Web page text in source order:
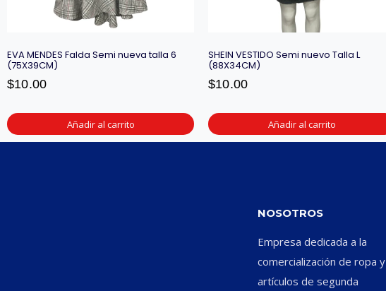
EVA MENDES Falda Semi nueva talla 6
(75X39CM)
$10.00
Añadir al carrito
SHEIN VESTIDO Semi nuevo Talla L
(88X34CM)
$10.00
Añadir al carrito
NOSOTROS
Empresa dedicada a la
comercialización de ropa y
artículos de segunda